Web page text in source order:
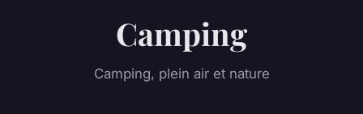
Camping
Camping, plein air et nature